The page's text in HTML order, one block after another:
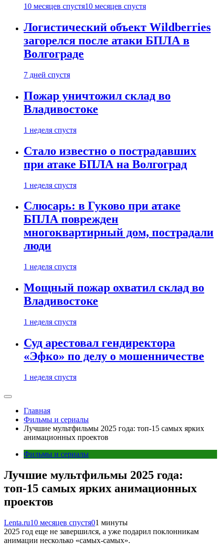
10 месяцев спустя10 месяцев спустя
Логистический объект Wildberries
загорелся после атаки БПЛА в
Волгограде
7 дней спустя
Пожар уничтожил склад во
Владивостоке
1 неделя спустя
Стало известно о пострадавших
при атаке БПЛА на Волгоград
1 неделя спустя
Слюсарь: в Гуково при атаке
БПЛА поврежден
многоквартирный дом, пострадали
люди
1 неделя спустя
Мощный пожар охватил склад во
Владивостоке
1 неделя спустя
Суд арестовал гендиректора
«Эфко» по делу о мошенничестве
1 неделя спустя
Главная
Фильмы и сериалы
Лучшие мультфильмы 2025 года: топ-15 самых ярких
анимационных проектов
Фильмы и сериалы
Лучшие мультфильмы 2025 года:
топ-15 самых ярких анимационных
проектов
Lenta.ru10 месяцев спустя01 минуты
2025 год еще не завершился, а уже подарил поклонникам
анимации несколько «самых-самых».